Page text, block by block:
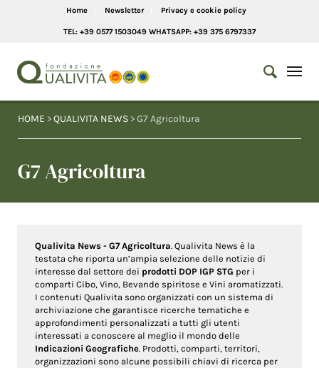
Home Newsletter Privacy e cookie policy
TEL: +39 0577 1503049 WHATSAPP: +39 375 6797337
HOME >QUALIVITA NEWS > G7 Agricoltura
G7 Agricoltura
Qualivita News - G7 Agricoltura. Qualivita News è la
testata che riporta un’ampia selezione delle notizie di
interesse dal settore dei prodotti DOP IGP STG per i
comparti Cibo, Vino, Bevande spiritose e Vini aromatizzati.
I contenuti Qualivita sono organizzati con un sistema di
archiviazione che garantisce ricerche tematiche e
approfondimenti personalizzati a tutti gli utenti
interessati a conoscere al meglio il mondo delle
Indicazioni Geografiche. Prodotti, comparti, territori,
organizzazioni sono alcune possibili chiavi di ricerca per